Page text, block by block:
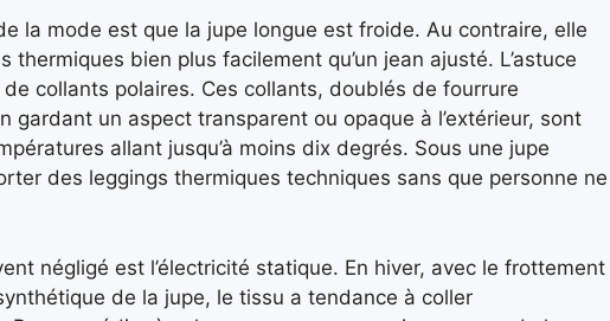
la mode est que la jupe longue est froide. Au contraire, elle
thermiques bien plus facilement qu’un jean ajusté. L’astuce
collants polaires. Ces collants, doublés de fourrure
gardant un aspect transparent ou opaque à l’extérieur, sont
allant jusqu’à moins dix degrés. Sous une jupe
des leggings thermiques techniques sans que personne ne
négligé est l’électricité statique. En hiver, avec le frottement
de la jupe, le tissu a tendance à coller